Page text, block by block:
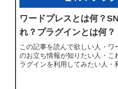
ワードプレスとは何？
れ？プラグインとは何？
この記事を読んで欲しい人・
のお立ち情報が知りたい人・こ
ラグインを利用してみたい人・